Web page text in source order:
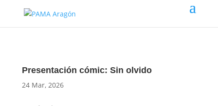
Presentación cómic: Sin olvido
24 Mar, 2026